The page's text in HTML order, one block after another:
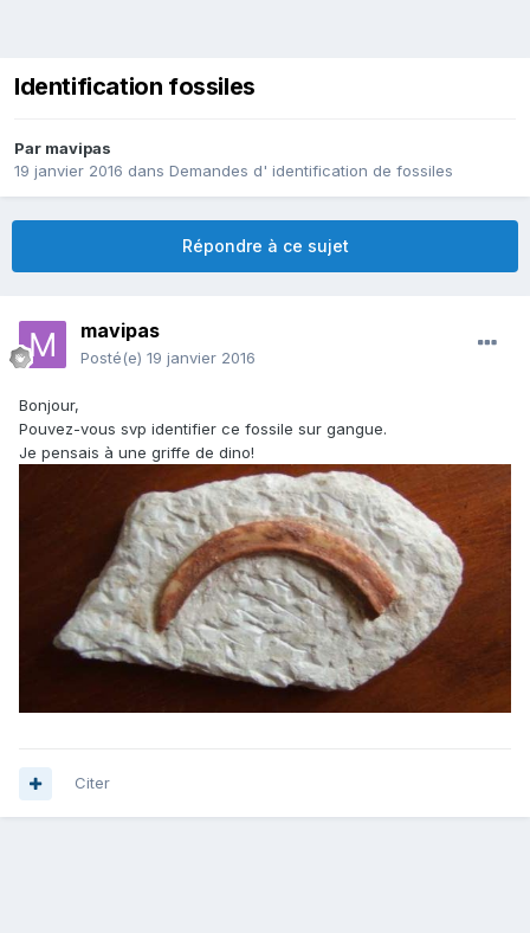
Identification fossiles
Par mavipas
19 janvier 2016 dans Demandes d' identification de fossiles
Répondre à ce sujet
mavipas
Posté(e) 19 janvier 2016
Bonjour,
Pouvez-vous svp identifier ce fossile sur gangue.
Je pensais à une griffe de dino!
Citer